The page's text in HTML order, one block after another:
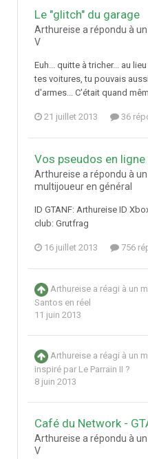
Le "glitch" du garage
Arthureise a répondu à
V
Euh... quitte à tricher... au
tes voitures, tu pouvais
d'armes... C'était quand
21 juillet 2013 36
Vos pseudos en ligne
Arthureise a répondu à
multijoueur en général
ID GTANF: Arthureise ID
club: Grutfrag
16 juillet 2013 756
Arthureise a réagi à un
Santos en réel
11 juin 2013
Arthureise a réagi à un
inspiré par Le Parrain II ?
8 juin 2013
Café du Network -
Arthureise a répondu à
V